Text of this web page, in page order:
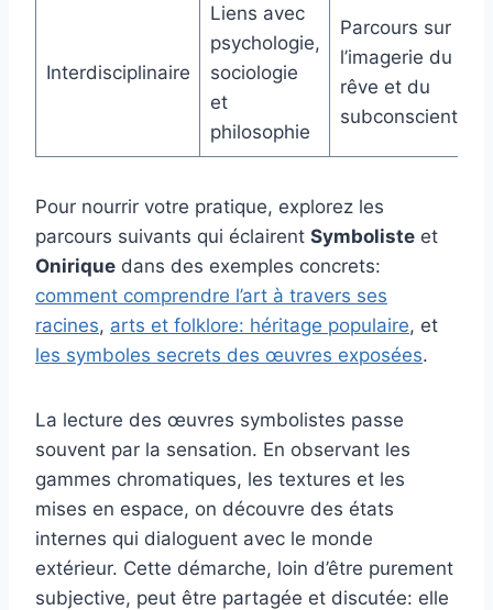
Interdisciplinaire
Liens avec
psychologie,
sociologie
et
philosophie
Parcours sur
l’imagerie du
rêve et du
subconscient
Pour nourrir votre pratique, explorez les
parcours suivants qui éclairent Symboliste et
Onirique dans des exemples concrets:
comment comprendre l’art à travers ses
racines, arts et folklore: héritage populaire, et
les symboles secrets des œuvres exposées.
La lecture des œuvres symbolistes passe
souvent par la sensation. En observant les
gammes chromatiques, les textures et les
mises en espace, on découvre des états
internes qui dialoguent avec le monde
extérieur. Cette démarche, loin d’être purement
subjective, peut être partagée et discutée: elle